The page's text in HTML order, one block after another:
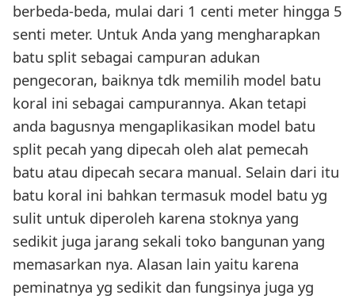
berbeda-beda, mulai dari 1 centi meter hingga 5
senti meter. Untuk Anda yang mengharapkan
batu split sebagai campuran adukan
pengecoran, baiknya tdk memilih model batu
koral ini sebagai campurannya. Akan tetapi
anda bagusnya mengaplikasikan model batu
split pecah yang dipecah oleh alat pemecah
batu atau dipecah secara manual. Selain dari itu
batu koral ini bahkan termasuk model batu yg
sulit untuk diperoleh karena stoknya yang
sedikit juga jarang sekali toko bangunan yang
memasarkan nya. Alasan lain yaitu karena
peminatnya yg sedikit dan fungsinya juga yg